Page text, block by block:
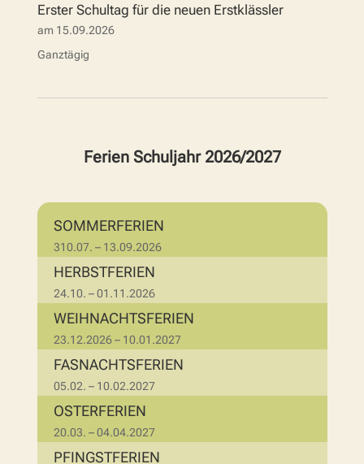
Erster Schultag für die neuen Erstklässler
am 15.09.2026
Ganztägig
Ferien Schuljahr 2026/2027
SOMMERFERIEN
310.07. – 13.09.2026
HERBSTFERIEN
24.10. – 01.11.2026
WEIHNACHTSFERIEN
23.12.2026 – 10.01.2027
FASNACHTSFERIEN
05.02. – 10.02.2027
OSTERFERIEN
20.03. – 04.04.2027
PFINGSTFERIEN